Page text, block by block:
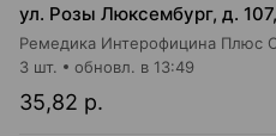
ул. Розы Люксембург, д.
35,82 р.
3 шт. обновл. в 13:49